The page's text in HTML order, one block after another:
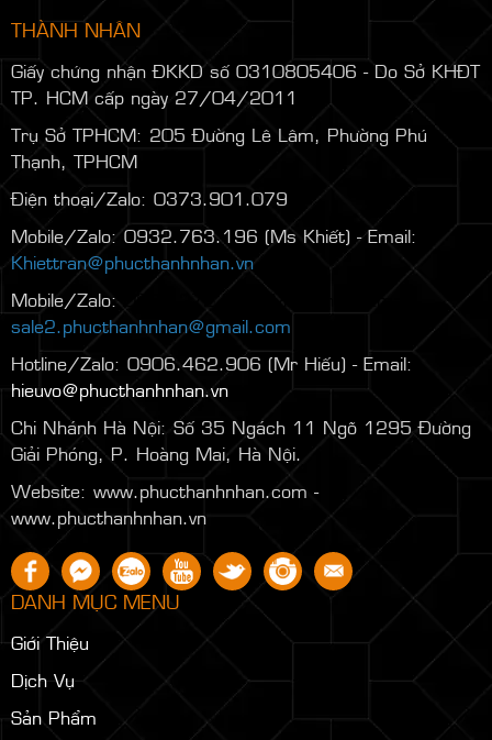
THÀNH NHÂN
Giấy chứng nhận ĐKKD số 0310805406 - Do Sở KHĐT
TP. HCM cấp ngày 27/04/2011
Trụ Sở TPHCM: 205 Đường Lê Lâm, Phường Phú
Thạnh, TPHCM
Điện thoại/Zalo: 0373.901.079
Mobile/Zalo: 0932.763.196 (Ms Khiết) - Email:
Khiettran@phucthanhnhan.vn
Mobile/Zalo:
0986.272.500
sale2.phucthanhnhan@gmail.com
Hotline/Zalo: 0906.462.906 (Mr Hiếu) - Email:
hieuvo@phucthanhnhan.vn
Chi Nhánh Hà Nội: Số 35 Ngách 11 Ngõ 1295 Đường
Giải Phóng, P. Hoàng Mai, Hà Nội.
Website: www.phucthanhnhan.com -
www.phucthanhnhan.vn
DANH MỤC MENU
Giới Thiệu
Dịch Vụ
Sản Phẩm